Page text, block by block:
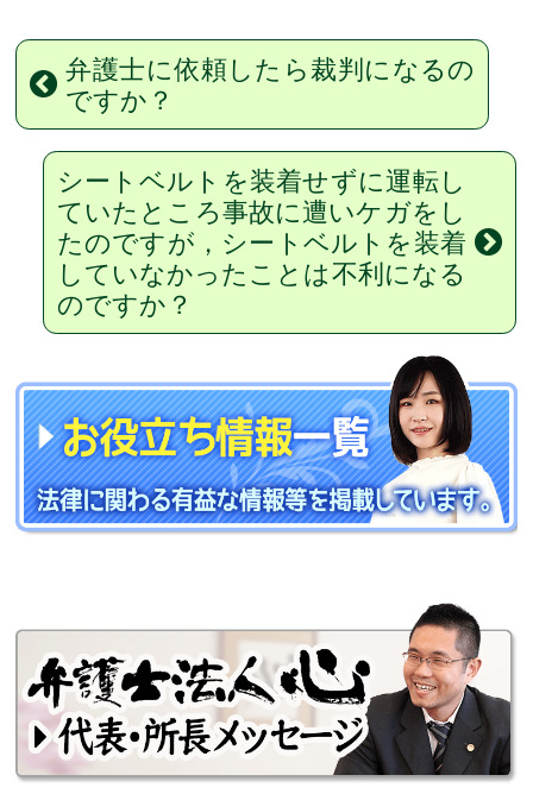
弁護士に依頼したら裁判になるの
ですか？
シートベルトを装着せずに運転し
ていたところ事故に遭いケガをし
たのですが，シートベルトを装着
していなかったことは不利になる
のですか？